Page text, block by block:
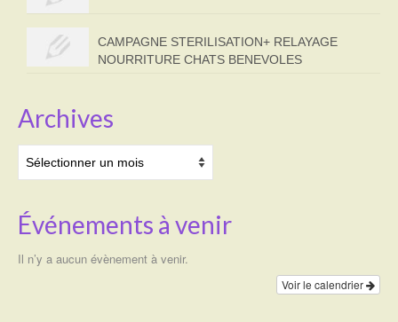
CAMPAGNE STERILISATION+ RELAYAGE
NOURRITURE CHATS BENEVOLES
Archives
Événements à venir
Il n’y a aucun évènement à venir.
Voir le calendrier